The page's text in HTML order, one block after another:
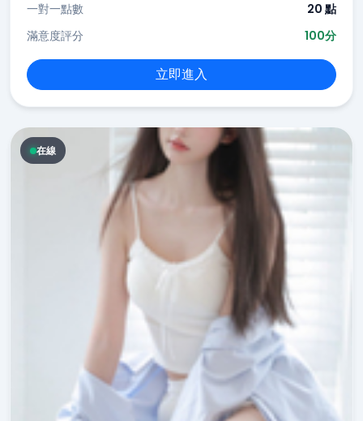
一對一點數
20 點
滿意度評分
100分
立即進入
在線